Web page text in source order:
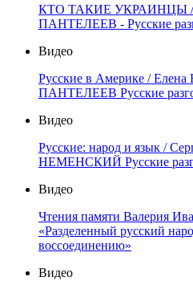
КТО ТАКИЕ УКРАИНЦЫ /
ПАНТЕЛЕЕВ - Русские
Видео
Русские в Америке /
ПАНТЕЛЕЕВ Русские
Видео
Русские: народ и язык /
НЕМЕНСКИЙ Русские
Видео
Чтения памяти Валерия
«Разделенный русский
воссоединению»
Видео